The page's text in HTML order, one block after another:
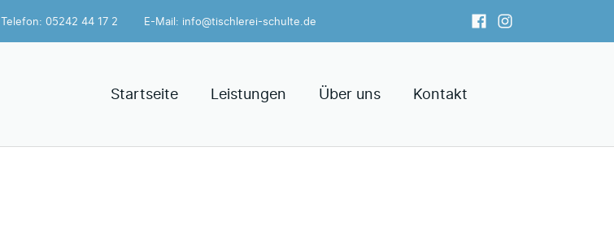
Telefon: 05242 44 17 2 E-Mail: info@tischlerei-schulte.de
Startseite Leistungen Über uns Kontakt